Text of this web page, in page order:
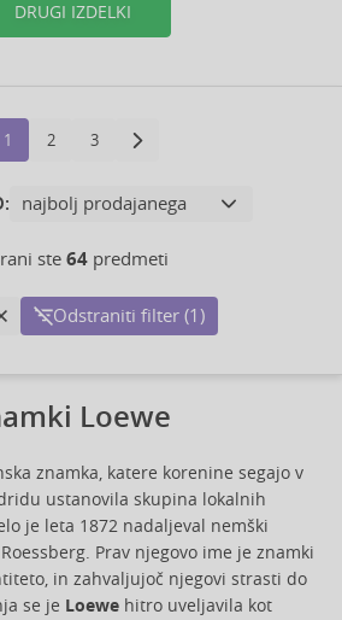
DRUGI IZDELKI
1 2 3
ste 64 predmeti
Odstraniti filter (1)
Loewe
znamka, katere korenine segajo v
ustanovila skupina lokalnih
je leta 1872 nadaljeval nemški
Prav njegovo ime je znamki
in zahvaljujoč njegovi strasti do
se je Loewe hitro uveljavila kot